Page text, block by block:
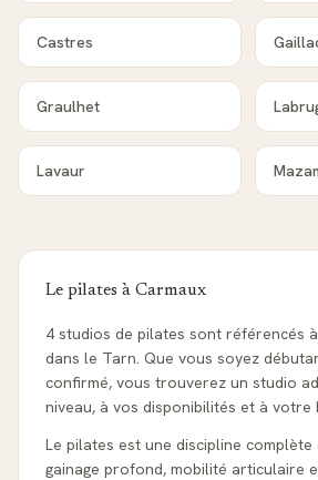
Castres
Graulhet
Lavaur
Le pilates à Carmaux
4 studios de pilates sont référencés
dans le Tarn. Que vous soyez
confirmé, vous trouverez un studio
niveau, à vos disponibilités et à votre
Le pilates est une discipline complète
gainage profond, mobilité articulaire